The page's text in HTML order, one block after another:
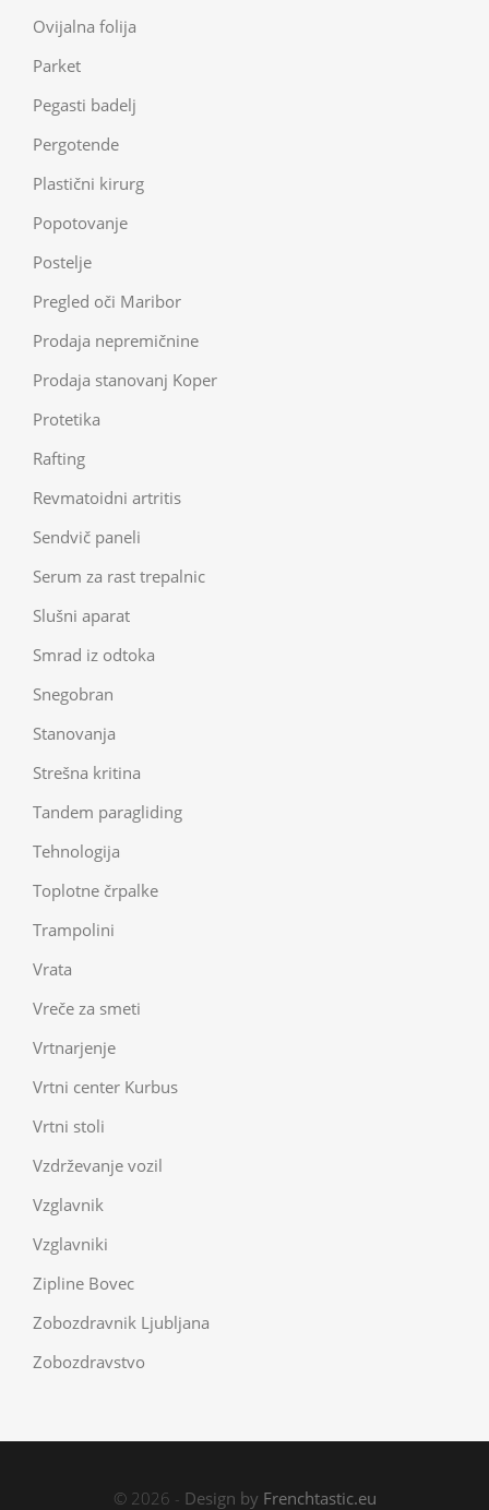
Ovijalna folija
Parket
Pegasti badelj
Pergotende
Plastični kirurg
Popotovanje
Postelje
Pregled oči Maribor
Prodaja nepremičnine
Prodaja stanovanj Koper
Protetika
Rafting
Revmatoidni artritis
Sendvič paneli
Serum za rast trepalnic
Slušni aparat
Smrad iz odtoka
Snegobran
Stanovanja
Strešna kritina
Tandem paragliding
Tehnologija
Toplotne črpalke
Trampolini
Vrata
Vreče za smeti
Vrtnarjenje
Vrtni center Kurbus
Vrtni stoli
Vzdrževanje vozil
Vzglavnik
Vzglavniki
Zipline Bovec
Zobozdravnik Ljubljana
Zobozdravstvo
© 2026 - Design by Frenchtastic.eu